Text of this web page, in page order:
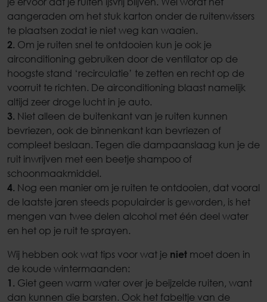
aangeraden om het stuk karton onder de ruitenwissers
te plaatsen zodat ie niet weg kan waaien.
2. Om je ruiten snel te ontdooien kun je ook je
airconditioning gebruiken door de ventilator op de
hoogste stand ‘recirculatie’ te zetten en recht op de
voorruit te richten. De airconditioning blaast namelijk
altijd zeer droge lucht in je auto.
3. Niet alleen de buitenkant van je ruiten kunnen
bevriezen, ook de binnenkant kan bevriezen of
compleet beslaan. Tegen die dampaanslaag kun je de
ruit inwrijven met een beetje shampoo of
schoonmaakmiddel.
4. Nog een manier om je ruiten te ontdooien, dat vooral
de laatste jaren steeds populairder is geworden, is het
mengen van twee delen alcohol met één deel water
en het op je ruit te sprayen.
Wij hebben ook wat tips voor wat je niet moet doen in
de koude wintermaanden:
1. Giet geen warm water over je beijzelde ruiten, want
dan kunnen die barsten. Ook het fabeltje van de